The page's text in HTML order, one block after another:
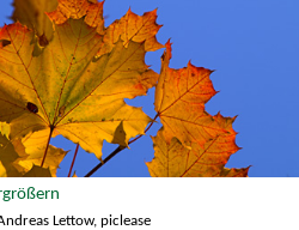
Lettow, piclease